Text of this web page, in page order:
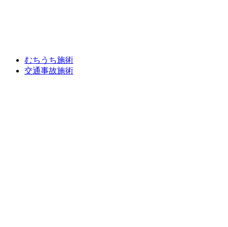
むちうち施術
交通事故施術